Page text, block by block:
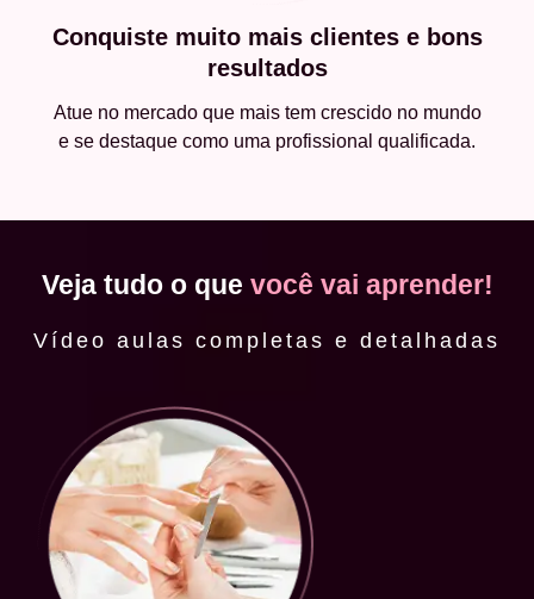
Conquiste muito mais clientes e bons
resultados
Atue no mercado que mais tem crescido no mundo
e se destaque como uma profissional qualificada.
Veja tudo o que você vai aprender!
Vídeo aulas completas e detalhadas